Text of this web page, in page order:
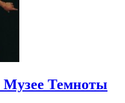
Музее Темноты